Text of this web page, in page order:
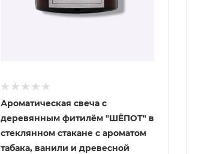
Ароматическая свеча с
деревянным фитилём "ШЁПОТ" в
стеклянном стакане с ароматом
табака, ванили и древесной